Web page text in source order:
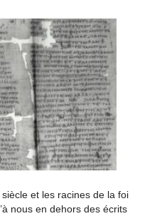
et les racines de la foi
nous en dehors des écrits